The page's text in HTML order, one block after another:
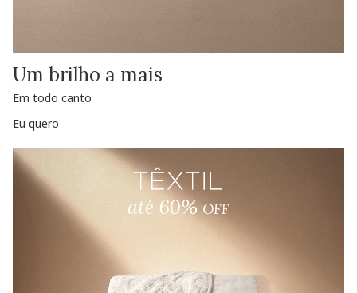
Um brilho a mais
Em todo canto
Eu quero